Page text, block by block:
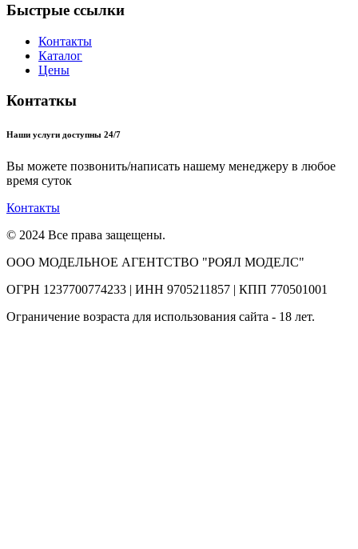
Быстрые ссылки
Контакты
Каталог
Цены
Контаткы
Наши услуги доступны 24/7
Вы можете позвонить/написать нашему менеджеру в любое
время суток
Контакты
© 2024 Все права защещены.
ООО МОДЕЛЬНОЕ АГЕНТСТВО "РОЯЛ МОДЕЛС"
ОГРН 1237700774233 | ИНН 9705211857 | КПП 770501001
Ограничение возраста для использования сайта - 18 лет.